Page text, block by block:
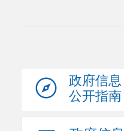
政府信息
公开指南